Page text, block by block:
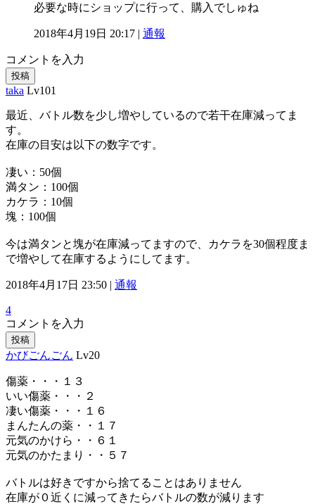
必要な時にショップに行って、購入でしゅね
2018年4月19日 20:17 | 通報
コメントを入力
投稿
taka Lv101
最近、バトル数を少し増やしているので若干在庫減ってま
す。
在庫の目安は以下の数字です。
凄い：50個
満タン：100個
カケラ：10個
塊：100個
今は満タンと塊が在庫減ってますので、カケラを30個程度ま
で増やして在庫するようにしてます。
2018年4月17日 23:50 | 通報
4
コメントを入力
投稿
かびごんごん Lv20
傷薬・・・１３
いい傷薬・・・２
凄い傷薬・・・１６
まんたんの薬・・１７
元気のかけら・・６１
元気のかたまり・・５７
バトルは好きですから捨てることはありません
在庫が０近くに減ってきたらバトルの数が減ります